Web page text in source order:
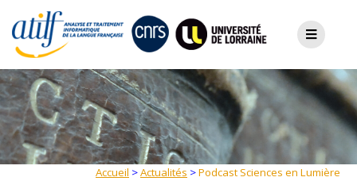
content
Accueil >Actualités >Podcast Sciences en Lumière